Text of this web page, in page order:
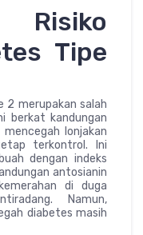
Risiko
Tipe
2 merupakan salah
berkat kandungan
lonjakan
terkontrol. Ini
dengan indeks
antosianin
di duga
Namun,
diabetes masih